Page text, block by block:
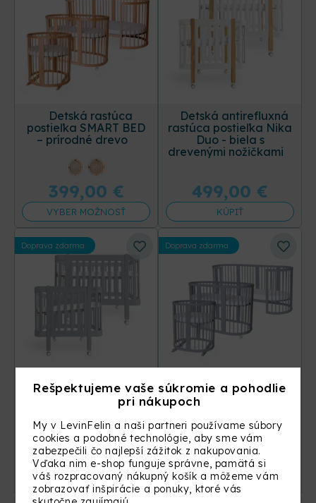
Detská rastúca
postieľka SMART BED
– prírodné drevo
399,00 €
VYBER MOŽNOSŤ
Detská antirefluxná
rastúca postieľka Nika
Duo - biela s
drevenými nožičkami
499,00 €
KÚPIŤ
Detská antirefluxná
rastúca postieľka Nika
499,00€
KÚPIŤ
Doprava zdarma
Detská rastúca
postieľka SMART BED
399,00€
VYBER MOŽNOSŤ
Doprava zdarma
Rešpektujeme vaše súkromie a pohodlie
pri nákupoch
My v LevinFelin a naši partneri používame súbory
cookies a podobné technológie, aby sme vám
zabezpečili čo najlepší zážitok z nakupovania.
Vďaka nim e-shop funguje správne, pamätá si
váš rozpracovaný nákupný košík a môžeme vám
zobrazovať inšpirácie a ponuky, ktoré vás